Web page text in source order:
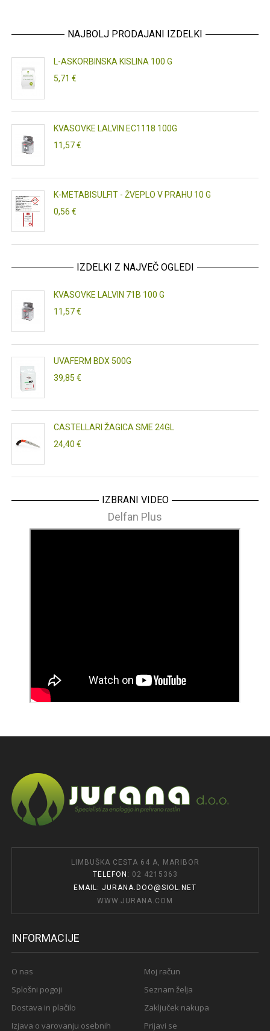
NAJBOLJ PRODAJANI IZDELKI
L-ASKORBINSKA KISLINA 100 G
5,71 €
KVASOVKE LALVIN EC1118 100G
11,57 €
K-METABISULFIT - ŽVEPLO V PRAHU 10 G
0,56 €
IZDELKI Z NAJVEČ OGLEDI
KVASOVKE LALVIN 71B 100 G
11,57 €
UVAFERM BDX 500G
39,85 €
CASTELLARI ŽAGICA SME 24GL
24,40 €
IZBRANI VIDEO
Delfan Plus
LIMBUŠKA CESTA 64 A, MARIBOR
TELEFON: 02 4215363
EMAIL: JURANA.DOO@SIOL.NET
WWW.JURANA.COM
INFORMACIJE
O nas
Splošni pogoji
Dostava in plačilo
Izjava o varovanju osebnih
Moj račun
Seznam želja
Zaključek nakupa
Prijavi se